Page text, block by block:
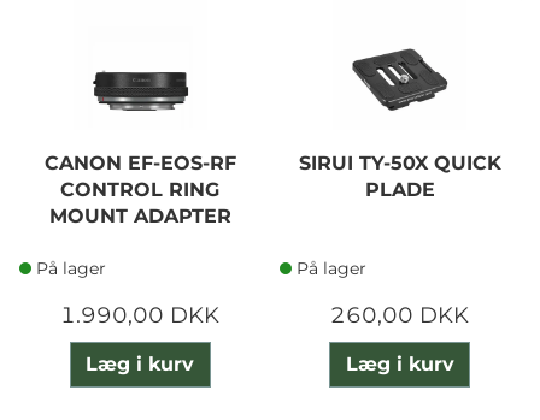
CANON EF-EOS-RF
CONTROL RING
MOUNT ADAPTER
På lager
1.990,00 DKK
Læg i kurv
SIRUI TY-50X QUICK
PLADE
På lager
260,00 DKK
Læg i kurv